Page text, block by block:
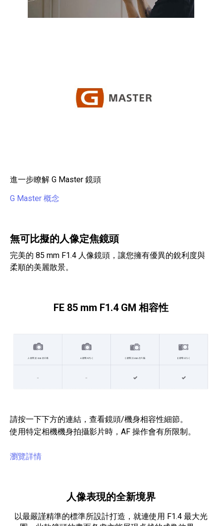
進一步瞭解 G Master 鏡頭
G Master 概念
無可比擬的人像定焦鏡頭
完美的 85 mm F1.4 人像鏡頭，讓您擁有優異的銳利度與
柔順的美麗散景。
FE 85 mm F1.4 GM 相容性
請按一下下方的連結，查看鏡頭/機身相容性細節。
使用特定相機機身拍攝影片時，AF 操作會有所限制。
瀏覽詳情
人像表現的全新境界
以最嚴謹精準的標準所設計打造，就連使用 F1.4 最大光